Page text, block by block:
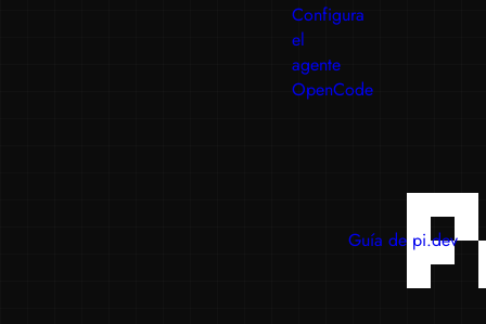
Configura
el
agente
OpenCode
Guía de pi.dev